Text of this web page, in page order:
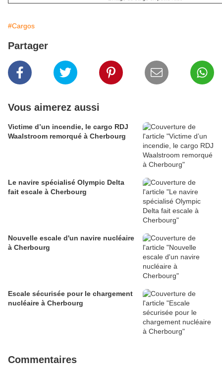
#Cargos
Partager
Vous aimerez aussi
Victime d’un incendie, le cargo RDJ
Waalstroom remorqué à Cherbourg
Le navire spécialisé Olympic Delta
fait escale à Cherbourg
Nouvelle escale d'un navire nucléaire
à Cherbourg
Escale sécurisée pour le chargement
nucléaire à Cherbourg
Commentaires